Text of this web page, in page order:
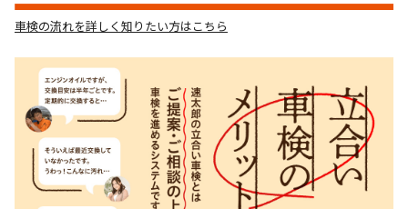
車検の流れを詳しく知りたい方はこちら